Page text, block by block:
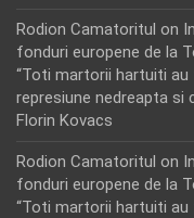
Rodion Camatoritul on
fonduri europene de la
“Toti martorii hartuiti
represiune nedreapta si
Florin Kovacs
Rodion Camatoritul on
fonduri europene de la
“Toti martorii hartuiti